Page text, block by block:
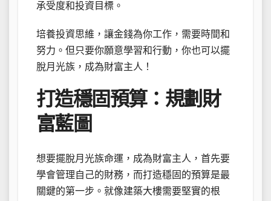
承受度和投資目標。
培養投資思維，讓金錢為你工作，需要時間和
努力。但只要你願意學習和行動，你也可以擺
脫月光族，成為財富主人！
打造穩固預算：規劃財
富藍圖
想要擺脫月光族命運，成為財富主人，首先要
學會管理自己的財務，而打造穩固的預算是最
關鍵的第一步。就像建築大樓需要堅實的根